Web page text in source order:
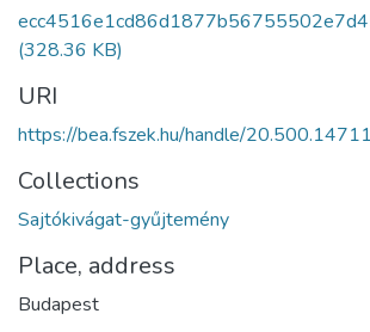
(328.36 KB)
URI
https://bea.fszek.hu/handle/
Collections
Sajtókivágat-gyűjtemény
Place, address
Budapest